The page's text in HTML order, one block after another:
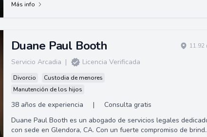
Más info
Duane Paul Booth
Servicio Arcadia | Licencia Verificada
Divorcio
Custodia de menores
Manutención de los hijos
38 años de experiencia | Consulta gratis
11.92
Duane Paul Booth es un abogado de servicios legales
con sede en Glendora, CA. Con un fuerte compromiso de